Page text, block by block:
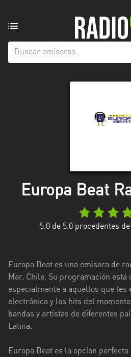
de
radio
and
Parinacota
General
Carlos
Ibáñez
del
Campo
Biobío
Coquimbo
Europa Beat
5.0 de 5.0 procedentes de
Europa Beat es una emisora de
Mar, Chile. Su programación
especialmente a aquellos que les
electrónica y los hits del
bandas y artistas de diferentes
Latina.
Europa Beat es la opción